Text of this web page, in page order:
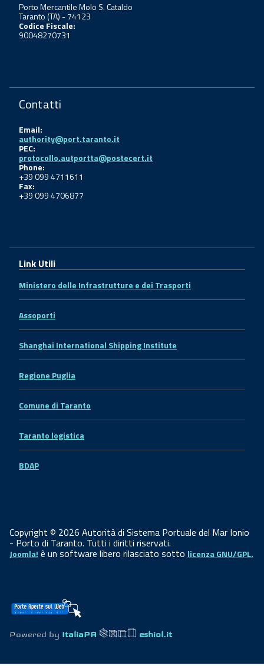
Porto Mercantile Molo S. Cataldo
Taranto (TA) - 74123
Codice Fiscale:
90048270731
Contatti
Email:
authority@port.taranto.it
PEC:
protocollo.autportta@postecert.it
Phone:
+39 099 4711611
Fax:
+39 099 4706877
Link Utili
Ministero delle Infrastrutture e dei Trasporti
Assoporti
Shanghai International Shipping Institute
Regione Puglia
Comune di Taranto
Taranto logistica
BDAP
Copyright © 2026 Autorità di Sistema Portuale del Mar Ionio
- Porto di Taranto. Tutti i diritti riservati.
Joomla! è un software libero rilasciato sotto licenza GNU/GPL.
Powered by ItaliaPA eshiol.it